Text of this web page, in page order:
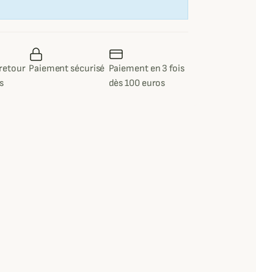
Paiement sécurisé Paiement en 3 fois
dès 100 euros